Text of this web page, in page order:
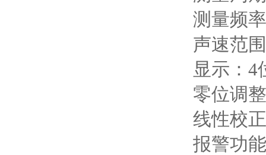
测量频
声速范
显示：4
零位调
线性校
报警功